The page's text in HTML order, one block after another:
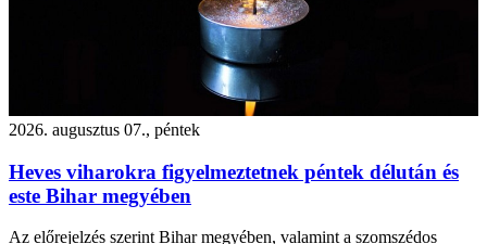
2026. augusztus 07., péntek
Heves viharokra figyelmeztetnek péntek délután és
este Bihar megyében
Az előrejelzés szerint Bihar megyében, valamint a szomszédos